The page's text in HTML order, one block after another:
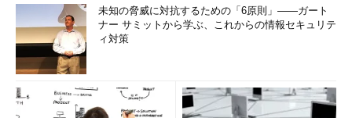
未知の脅威に対抗するための「6原則」――ガート
ナー サミットから学ぶ、これからの情報セキュリテ
ィ対策